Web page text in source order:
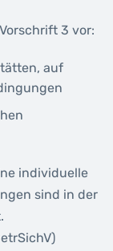
3 vor:
auf
individuelle
sind in der